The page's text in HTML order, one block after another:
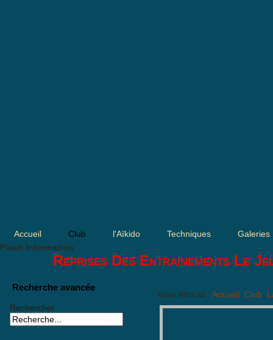
Accueil Club l'Aïkido Techniques
Galeries
Flash Information
Reprises Des Entrainements Le
Recherche avancée
Rechercher
Vous êtes ici : Accueil Club